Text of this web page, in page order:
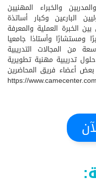
والخبراء المهنيين
البارعين وكبار أساتذة
الخبرة العملية والمعرفة
ويصل عددهم إلى 150 خبيرًا ومستشارًا وأستاذا جامعيا
المجالات التدريبية
تدريبية مهنية تطويرية
أعضاء فريق المحاضرين
https://